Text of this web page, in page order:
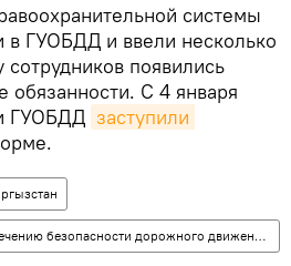
системы
ГУОБДД и ввели несколько
появились
обязанности. С 4 января
ГУОБДД заступили
Главное управление по обеспечению безопасности дорожного движения (ГУОБДД)